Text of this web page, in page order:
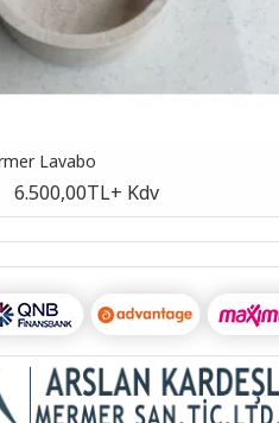
Lavabo
6.500,00TL+ Kdv